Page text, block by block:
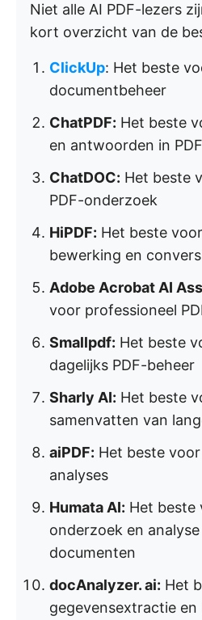
Niet alle AI PDF-lezers
kort overzicht van de
ClickUp: Het beste
documentbeheer
ChatPDF: Het beste
en antwoorden in
ChatDOC: Het beste
PDF-onderzoek
HiPDF: Het beste
bewerking en
Adobe Acrobat AI
voor professioneel
Smallpdf: Het beste
dagelijks PDF-beheer
Sharly AI: Het beste
samenvatten van
aiPDF: Het beste
analyses
Humata AI: Het beste
onderzoek en
documenten
docAnalyzer. ai: Het
gegevensextractie en